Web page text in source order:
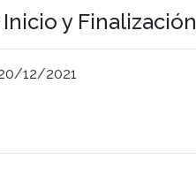
y Finalización
12/2021